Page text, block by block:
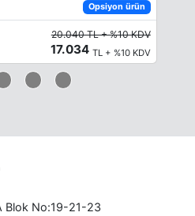
Opsiyon ürün
20.040 TL + %10 KDV
17.034 TL + %10 KDV
Blok No:19-21-23